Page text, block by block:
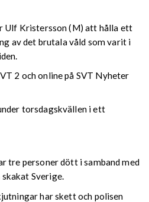
Ulf Kristersson (M) att hålla ett
av det brutala våld som varit i
2 och online på SVT Nyheter
torsdagskvällen i ett
tre personer dött i samband med
Sverige.
har skett och polisen